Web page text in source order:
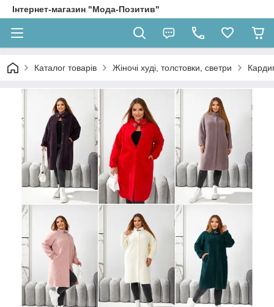
Інтернет-магазин "Мода-Позитив"
Каталог товарів Жіночі худі, толстовки, светри